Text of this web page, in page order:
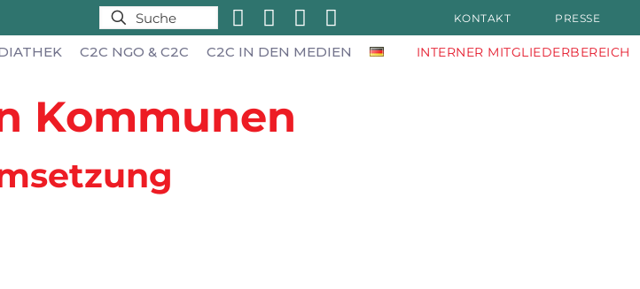
KONTAKT PRESSE
C2C NGO & C2C C2C IN DEN MEDIEN INTERNER MITGLIEDERBEREICH
Kommunen